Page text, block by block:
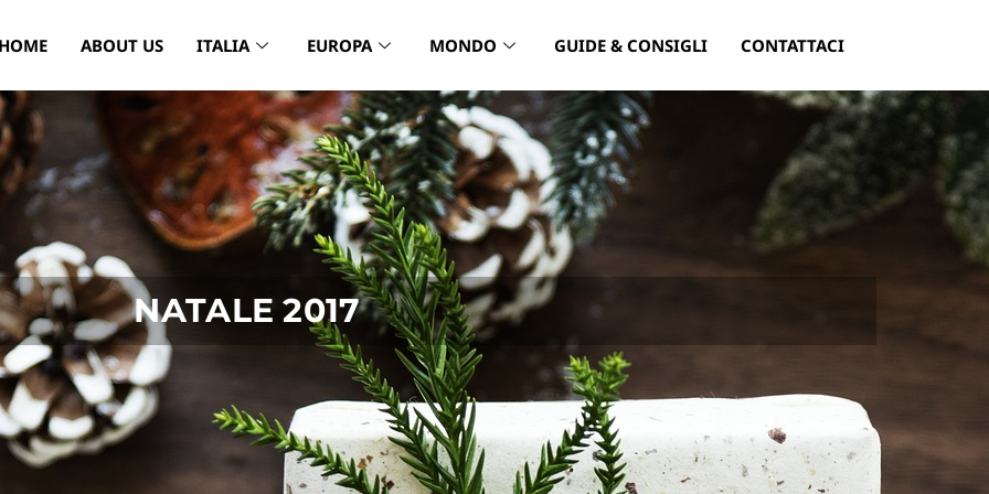
HOME ABOUT US ITALIA EUROPA MONDO GUIDE & CONSIGLI CONTATTACI
NATALE 2017